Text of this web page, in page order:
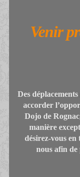
Venir
Des
accorder
Dojo de
manière
désirez-vous
nous afin